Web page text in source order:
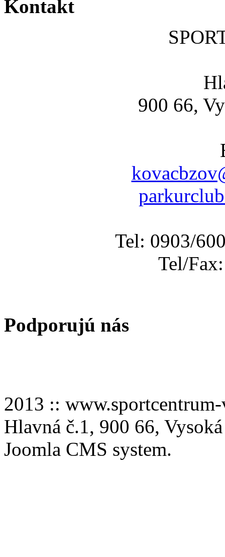
Kontakt
900 66,
Tel: 0903/
Tel/
Podporujú nás
2013 ::
Hlavná č.1, 900 66,
Joomla CMS system.